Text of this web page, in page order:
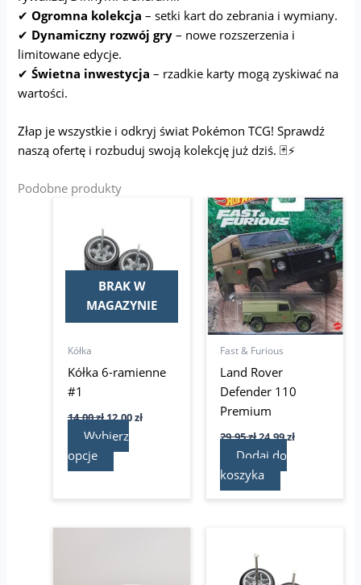
✔Ogromna kolekcja – setki kart do zebrania i wymiany.
✔ Dynamiczny rozwój gry – nowe rozszerzenia i
limitowane edycje.
✔Świetna inwestycja – rzadkie karty mogą zyskiwać na
wartości.
Złap je wszystkie i odkryj świat Pokémon TCG! Sprawdź
naszą ofertę i rozbuduj swoją kolekcję już dziś. 🃏⚡
Podobne produkty
BRAK W
MAGAZYNIE
Kółka
Kółka 6-ramienne
#1
14,00zł
14,00 zł.
12,00zł
Wybierz
opcje
ma
wiele
wariantów.
Opcje
można
stronie
Fast & Furious
Land Rover
Defender 110
Premium
29,95zł
Pierwotna
cena
wynosiła:
29,95 zł.
24,99zł
Aktualna
cena
wynosi:
24,99 zł.
Dodaj do
koszyka
wynosiła:
14,00 zł.12,00 zł.
ma